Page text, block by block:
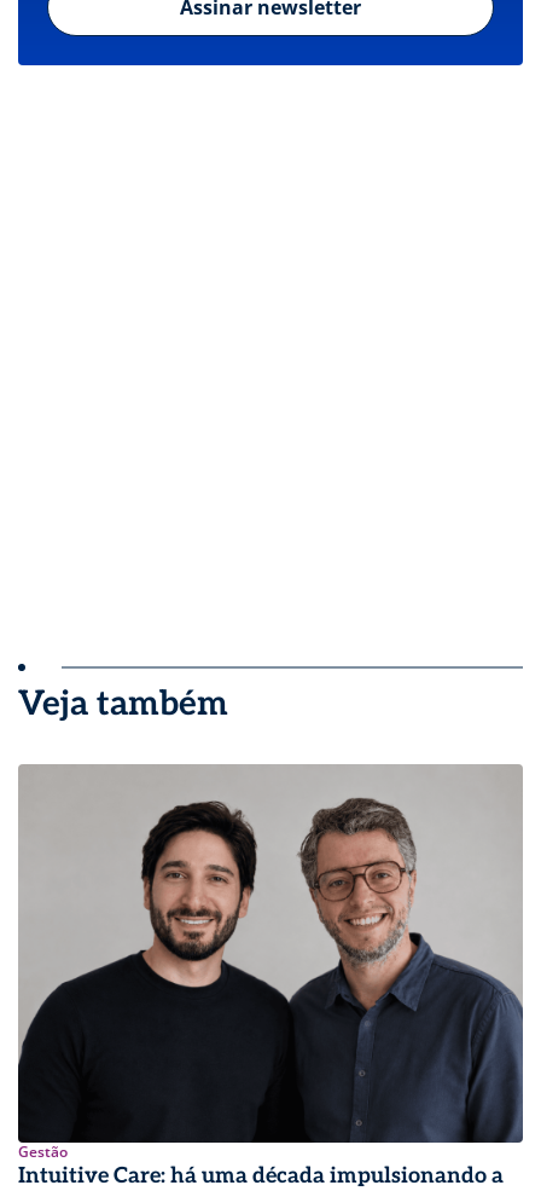
Assinar newsletter
Veja também
Gestão
Intuitive Care: há uma década impulsionando a